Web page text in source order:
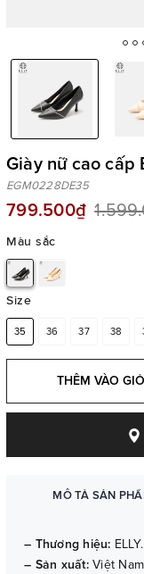
Giày nữ cao cấp
EGM0228DE35
799.500₫
Màu sắc
Size
35 36 37 38
THÊM VÀO GIỎ
MÔ TẢ SẢN
– Thương hiệu: ELLY.
– Sản xuất:Việt